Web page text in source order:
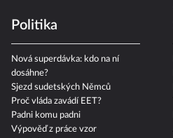
Politika
Nová superdávka: kdo na ní
dosáhne?
Sjezd sudetských Němců
Proč vláda zavádí EET?
Padni komu padni
Výpověď z práce vzor